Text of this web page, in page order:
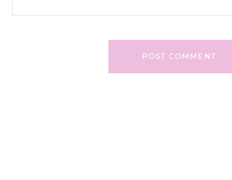
POST COMMENT